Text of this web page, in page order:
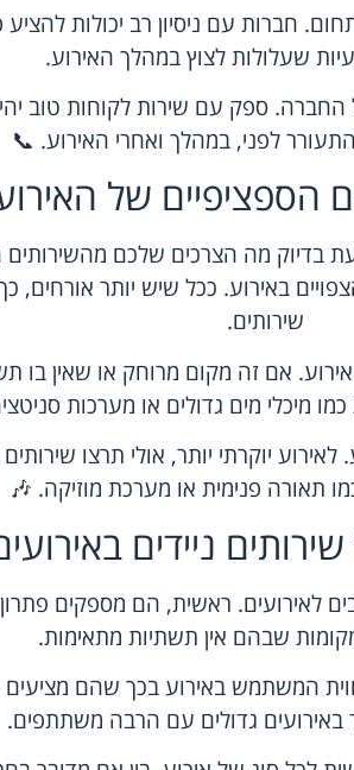
חברות עם ניסיון רב יכולות להציע
שעלולות לצוץ במהלך האירוע.
ספק עם שירות לקוחות טוב
לפני, במהלך ואחרי האירוע. 📞
הספציפיים של
בדיוק מה הצרכים שלכם מהשירותים
באירוע. ככל שיש יותר אורחים,
שירותים.
אם זה מקום מרוחק או שאין בו
מיכלי מים גדולים או מערכות
יוקרתי יותר, אולי תרצו
תאורה פנימית או מערכת מוזיקה. 🎶
ניידים
לאירועים. ראשית, הם מספקים פתרון
שבהם אין תשתיות מתאימות.
המשתמש באירוע בכך שהם מציעים
גדולים עם הרבה משתתפים.